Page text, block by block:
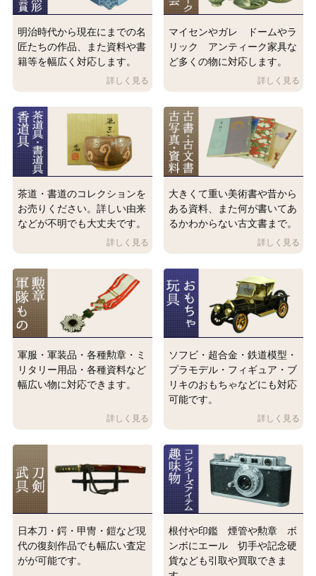
明治時代から現在にまでの名
匠たちの作品、また資料や書
籍等を幅広く対応します。
マイセンやガレ ドームやラ
リック アンティーク家具な
ど多くの物に対応します。
茶道・書道のコレクションを
お売りください。詳しい由来
などが不明でも大丈夫です。
大きくて重い美術書や昔から
ある資料、また何が書いてあ
るかわからない古文書まで。
軍服・軍装品・各種勲章・ミ
リタリー用品・各種資料など
幅広い物に対応できます。
ソフビ・超合金・鉄道模型・
プラモデル・フィギュア・ブ
リキのおもちゃなどにも対応
可能です。
日本刀・鍔・甲冑・鎧など現
代の復刻作品でも幅広い査定
がが可能です。
根付や印鑑 煙管や勲章 ボ
ンボにエール 切手や記念硬
貨なども引取や買取できま